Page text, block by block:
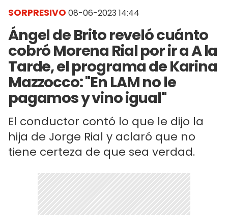
SORPRESIVO 08-06-2023 14:44
Ángel de Brito reveló cuánto
cobró Morena Rial por ir a A la
Tarde, el programa de Karina
Mazzocco: "En LAM no le
pagamos y vino igual"
El conductor contó lo que le dijo la
hija de Jorge Rial y aclaró que no
tiene certeza de que sea verdad.